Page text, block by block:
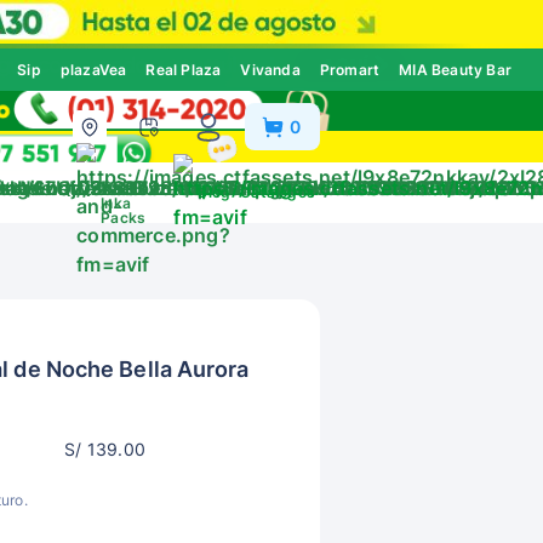
Sip plazaVea Real Plaza Vivanda Promart MIA Beauty Bar
0
Inka
Packs
Blog Catálogos
de Noche Bella Aurora
S/ 139.00